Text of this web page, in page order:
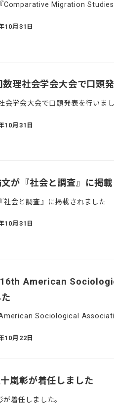
Comparative Migration Studies
10月31日
理社会学会大会で口頭
会学会大会で口頭発表を行いま
10月31日
が『社会と調査』に掲
社会と調査』に掲載されました
10月31日
American
Sociological
10月22日
嵐彰が着任しました
着任しました。